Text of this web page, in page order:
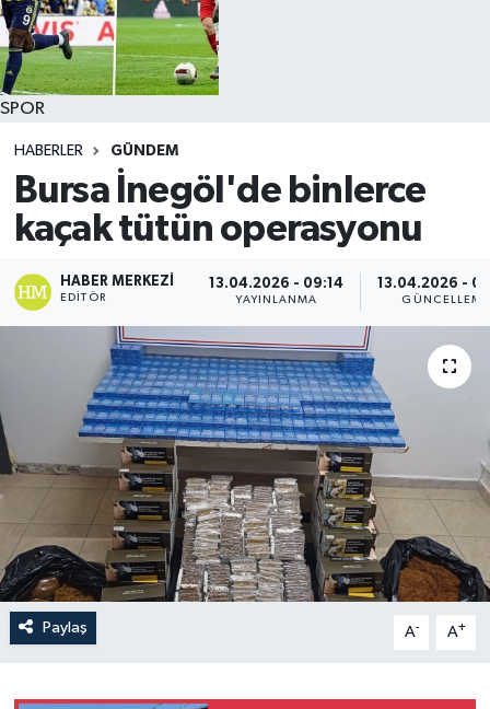
SPOR
HABERLER GÜNDEM
Bursa İnegöl'de binlerce
kaçak tütün operasyonu
HABER MERKEZI
EDITÖR
13.04.2026 - 09:14
YAYINLANMA
13.04.2026 -
GÜNCELLEME
Paylaş A- A+